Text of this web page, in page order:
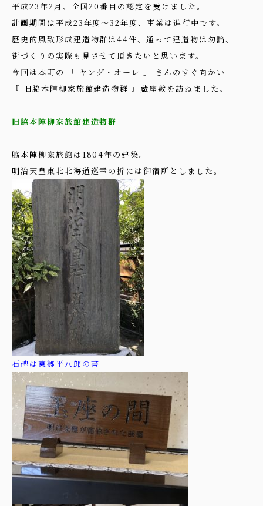
平成23年2月、全国20番目の認定を受けました。
計画期間は平成23年度〜32年度、事業は進行中です。
歴史的風致形成建造物群は44件、通って建造物は勿論、
街づくりの実際も見させて頂きたいと思います。
今回は本町の 「 ヤング・オーレ 」 さんのすぐ向かい
『 旧脇本陣柳家旅館建造物群 』蔵座敷を訪ねました。
旧脇本陣柳家旅館建造物群
脇本陣柳家旅館は1804年の建築。
明治天皇東北北海道巡幸の折には御宿所としました。
石碑は東郷平八郎の書